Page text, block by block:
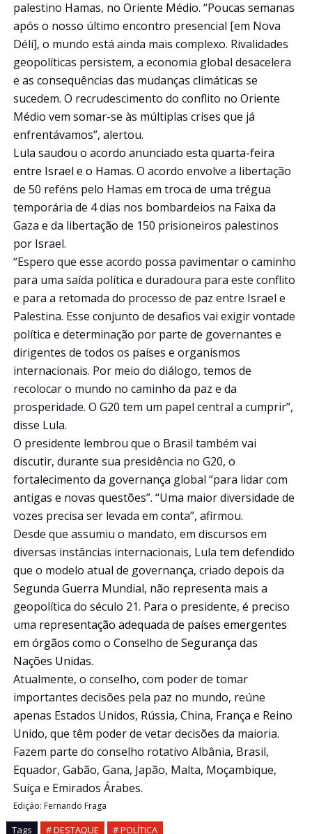
palestino Hamas, no Oriente Médio. “Poucas semanas
após o nosso último encontro presencial [em Nova
Déli], o mundo está ainda mais complexo. Rivalidades
geopolíticas persistem, a economia global desacelera
e as consequências das mudanças climáticas se
sucedem. O recrudescimento do conflito no Oriente
Médio vem somar-se às múltiplas crises que já
enfrentávamos”, alertou.
Lula saudou o acordo anunciado esta quarta-feira
entre Israel e o Hamas. O acordo envolve a libertação
de 50 reféns pelo Hamas em troca de uma trégua
temporária de 4 dias nos bombardeios na Faixa da
Gaza e da libertação de 150 prisioneiros palestinos
por Israel.
“Espero que esse acordo possa pavimentar o caminho
para uma saída política e duradoura para este conflito
e para a retomada do processo de paz entre Israel e
Palestina. Esse conjunto de desafios vai exigir vontade
política e determinação por parte de governantes e
dirigentes de todos os países e organismos
internacionais. Por meio do diálogo, temos de
recolocar o mundo no caminho da paz e da
prosperidade. O G20 tem um papel central a cumprir”,
disse Lula.
O presidente lembrou que o Brasil também vai
discutir, durante sua presidência no G20, o
fortalecimento da governança global “para lidar com
antigas e novas questões”. “Uma maior diversidade de
vozes precisa ser levada em conta”, afirmou.
Desde que assumiu o mandato, em discursos em
diversas instâncias internacionais, Lula tem defendido
que o modelo atual de governança, criado depois da
Segunda Guerra Mundial, não representa mais a
geopolítica do século 21. Para o presidente, é preciso
uma representação adequada de países emergentes
em órgãos como o Conselho de Segurança das
Nações Unidas.
Atualmente, o conselho, com poder de tomar
importantes decisões pela paz no mundo, reúne
apenas Estados Unidos, Rússia, China, França e Reino
Unido, que têm poder de vetar decisões da maioria.
Fazem parte do conselho rotativo Albânia, Brasil,
Equador, Gabão, Gana, Japão, Malta, Moçambique,
Suíça e Emirados Árabes.
Edição: Fernando Fraga
Tags # DESTAQUE # POLÍTICA